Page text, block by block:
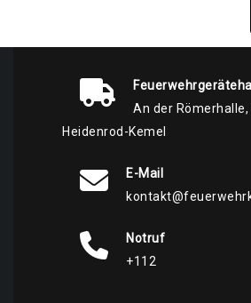
An der Römerhalle,
Heidenrod-Kemel
E-Mail
Notruf
+112